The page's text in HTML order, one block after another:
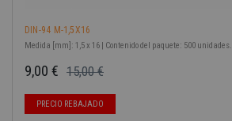
DIN-94 M-1,5X16
Medida [mm]: 1,5 x 16 | Contenido del paquete: 500 unidades.
15,00 €
9,00 €
PRECIO REBAJADO